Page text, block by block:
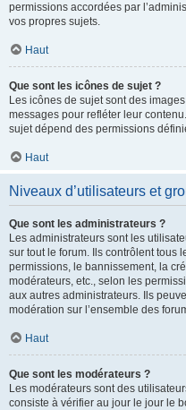
permissions accordées par
vos propres sujets.
Haut
Que sont les icônes de sujet ?
Les icônes de sujet sont des
messages pour refléter leur
sujet dépend des permissions
Haut
Niveaux d’utilisateurs et
Que sont les administrateurs ?
Les administrateurs sont les
sur tout le forum. Ils contrôlent tous
permissions, le bannissement, la
modérateurs, etc., selon les
aux autres administrateurs. Ils
modération sur l’ensemble des
Haut
Que sont les modérateurs ?
Les modérateurs sont des
consiste à vérifier au jour le jour le